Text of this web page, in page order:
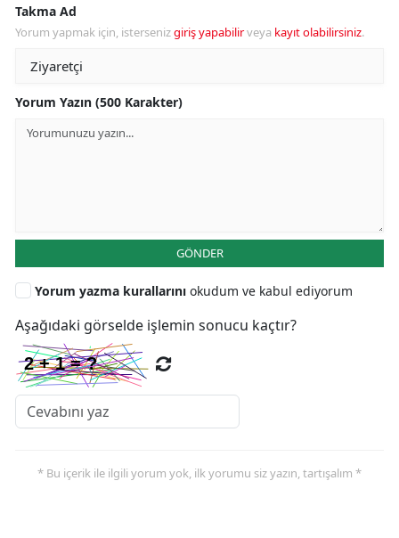
Takma Ad
Yorum yapmak için, istersenizgiriş yapabilirveya kayıt olabilirsiniz.
Yorum Yazın (500 Karakter)
GÖNDER
Yorum yazma kurallarını okudum ve kabul ediyorum
Aşağıdaki görselde işlemin sonucu kaçtır?
* Bu içerik ile ilgili yorum yok, ilk yorumu siz yazın, tartışalım *